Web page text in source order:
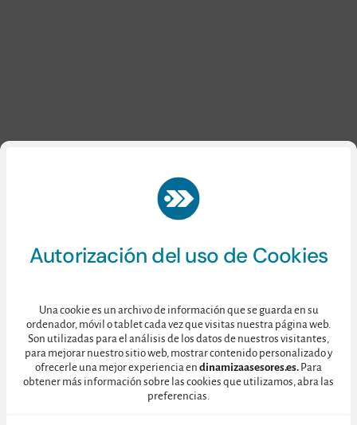
Autorización del uso de Cookies
Una cookie es un archivo de información que se guarda en su
ordenador, móvil o tablet cada vez que visitas nuestra página web.
Son utilizadas para el análisis de los datos de nuestros visitantes,
para mejorar nuestro sitio web, mostrar contenido personalizado y
ofrecerle una mejor experiencia en dinamizaasesores.es. Para
obtener más información sobre las cookies que utilizamos, abra las
preferencias.
© 2025 • Dinamiza Asesores • C/ Toledo 128, 4ºD – 28005 MADRID
Política de Cookies
Política de Privacidad